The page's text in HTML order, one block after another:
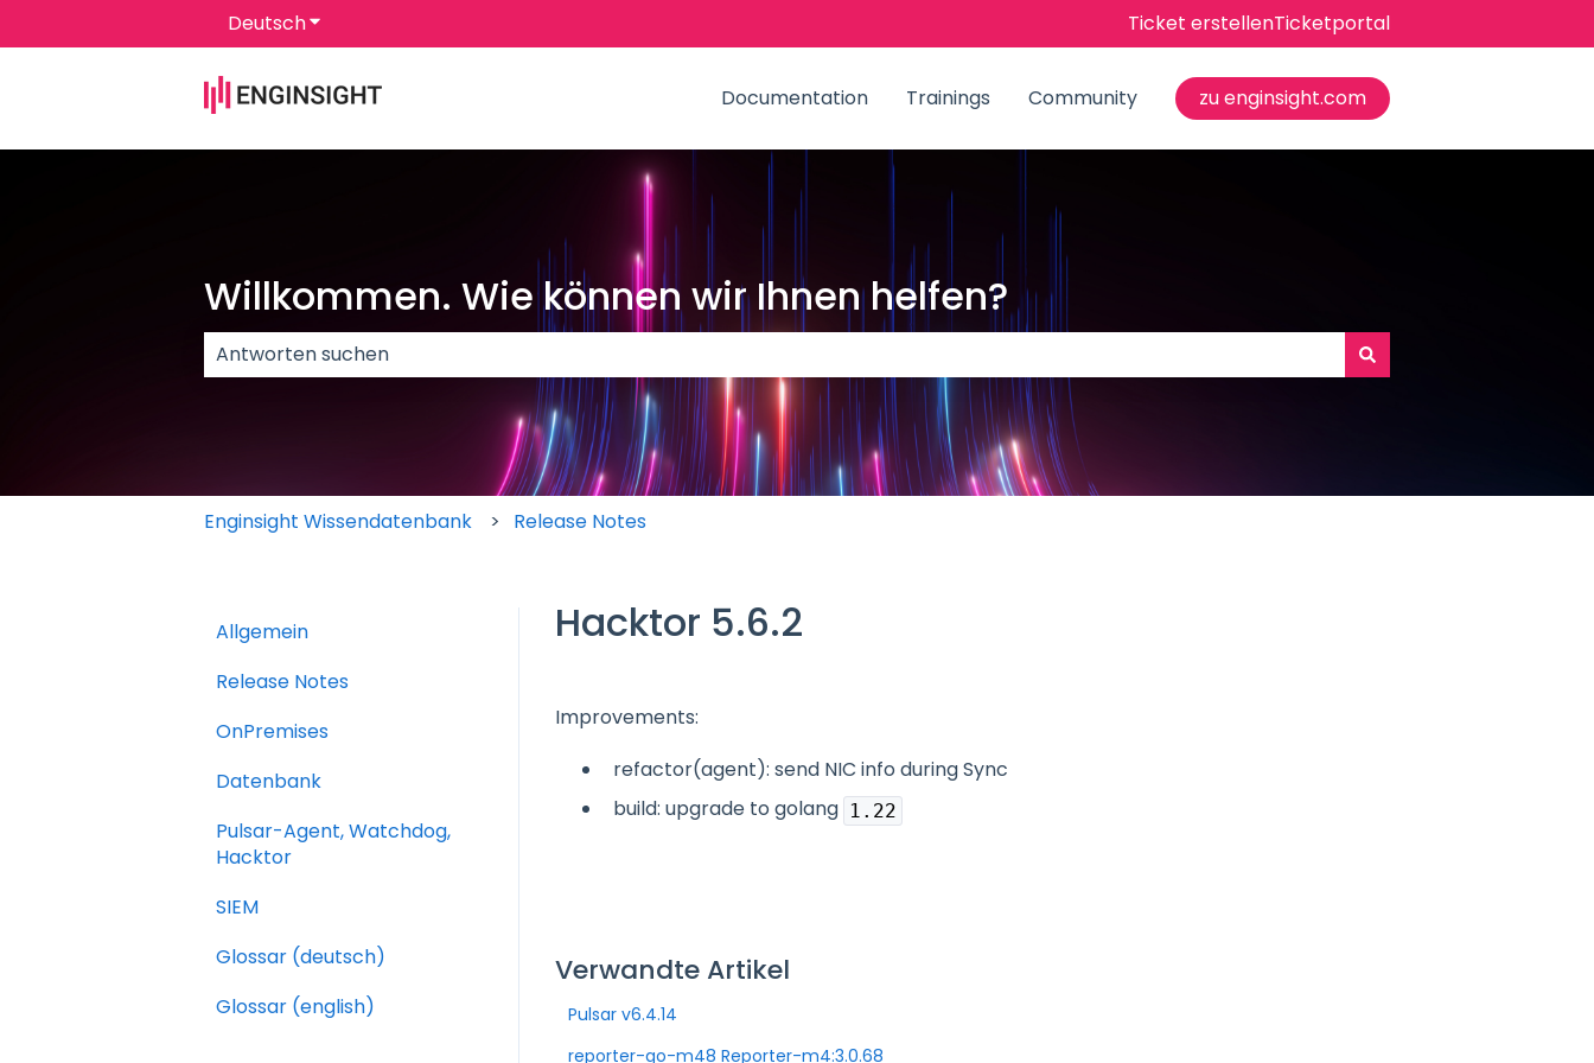
DeutschUntermenü für Übersetzungen anzeigen Ticket erstellenTicketportal
Documentation Trainings Community zu enginsight.com
Willkommen. Wie können wir Ihnen helfen?
Es gibt keine Vorschläge, da das Suchfeld leer ist.
Enginsight Wissendatenbank Release Notes
Hacktor 5.6.2
Improvements:
refactor(agent): send NIC info during Sync
build: upgrade to golang 1.22
Verwandte Artikel
Pulsar v6.4.14
reporter-go-m48 Reporter-m4:3.0.68
Allgemein
Release Notes
OnPremises
Datenbank
Pulsar-Agent, Watchdog,
Hacktor
SIEM
Glossar (deutsch)
Glossar (english)